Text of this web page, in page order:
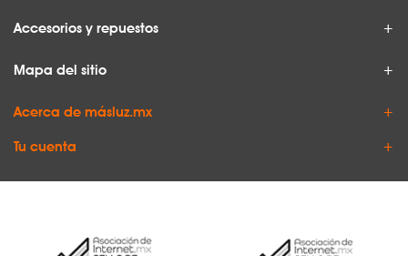
Accesorios y repuestos
Mapa del sitio
Acerca de másluz.mx
Tu cuenta